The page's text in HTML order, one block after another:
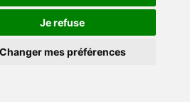
Je refuse
Changer mes préférences